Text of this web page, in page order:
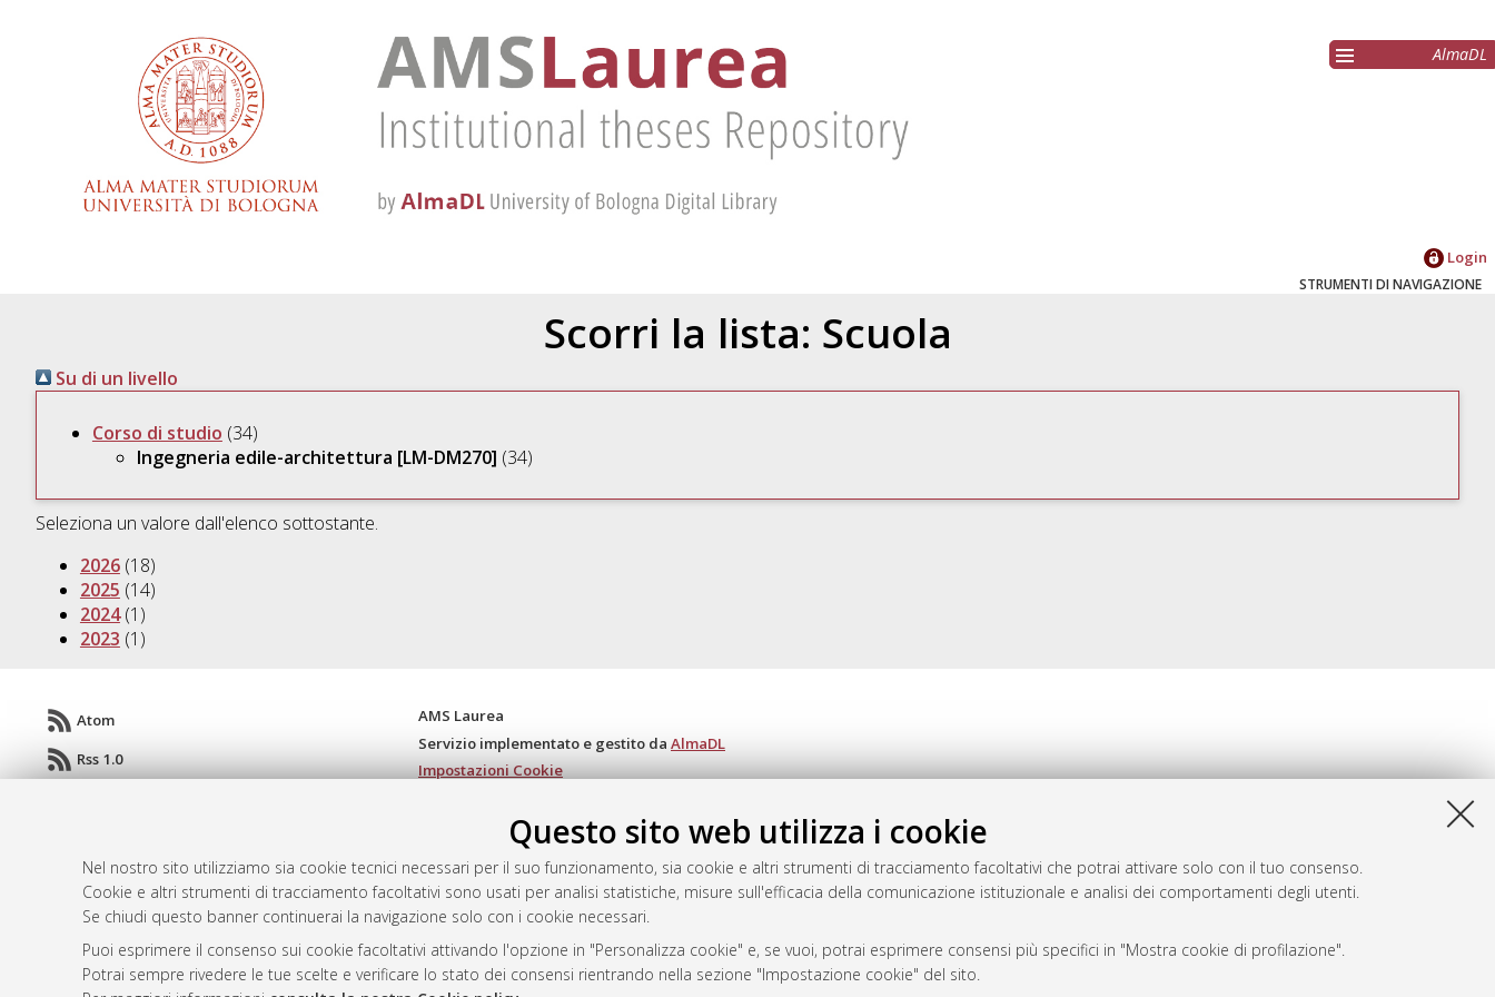
Questo sito web utilizza i cookie
Nel nostro sito utilizziamo sia cookie tecnici necessari per il suo funzionamento, sia cookie e altri strumenti di tracciamento facoltativi che potrai attivare solo con il tuo consenso.
Cookie e altri strumenti di tracciamento facoltativi sono usati per analisi statistiche, misure sull'efficacia della comunicazione istituzionale e analisi dei comportamenti degli utenti.
Se chiudi questo banner continuerai la navigazione solo con i cookie necessari.
Puoi esprimere il consenso sui cookie facoltativi attivando l'opzione in "Personalizza cookie" e, se vuoi, potrai esprimere consensi più specifici in "Mostra cookie di profilazione".
Potrai sempre rivedere le tue scelte e verificare lo stato dei consensi rientrando nella sezione "Impostazione cookie" del sito.
AlmaDL
Login
STRUMENTI DI NAVIGAZIONE
Scorri la lista: Scuola
Su di un livello
Corso di studio (34)
Ingegneria edile-architettura [LM-DM270] (34)
Seleziona un valore dall'elenco sottostante.
2026(18)
2025 (14)
2024(1)
2023 (1)
Atom
Rss 1.0
AMS Laurea
Servizio implementato e gestito da AlmaDL
Impostazioni Cookie
Condizioni d’uso del sito
© ALMA MATER STUDIORUM - Università di Bologna, 2007-2026.